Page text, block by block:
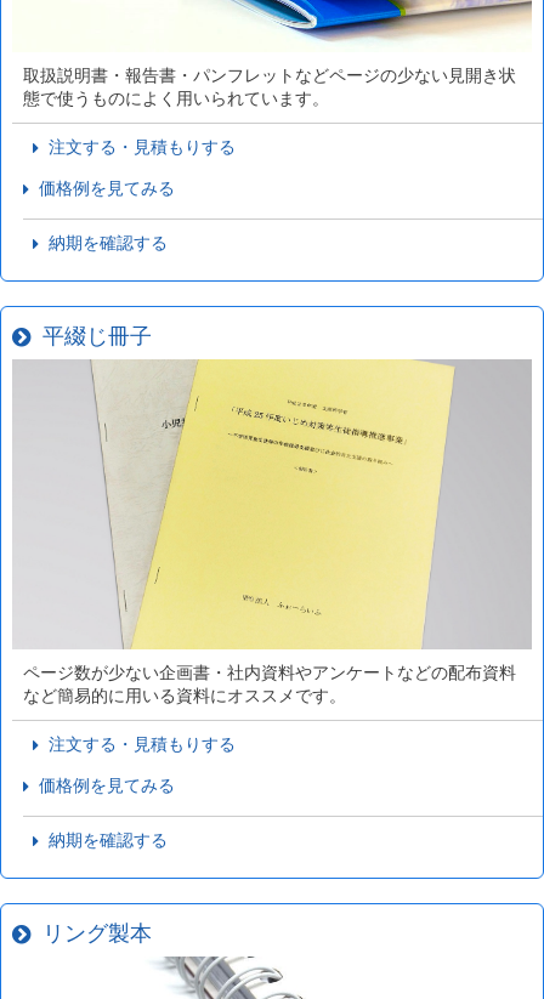
取扱説明書・報告書・パンフレットなどページの少ない見開き状
態で使うものによく用いられています。
注文する・見積もりする
価格例を見てみる
納期を確認する
平綴じ冊子
ページ数が少ない企画書・社内資料やアンケートなどの配布資料
など簡易的に用いる資料にオススメです。
注文する・見積もりする
価格例を見てみる
納期を確認する
リング製本